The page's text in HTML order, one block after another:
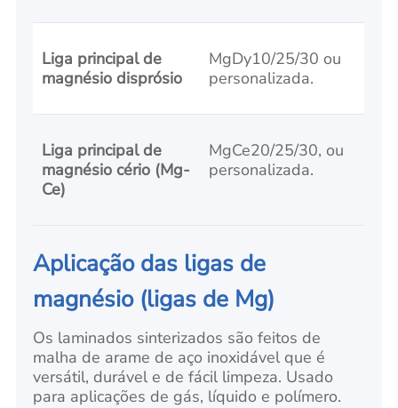
Liga principal de
magnésio disprósio
MgDy10/25/30 ou
personalizada.
Liga principal de
magnésio cério (Mg-
Ce)
MgCe20/25/30, ou
personalizada.
Aplicação das ligas de
magnésio (ligas de Mg)
Os laminados sinterizados são feitos de
malha de arame de aço inoxidável que é
versátil, durável e de fácil limpeza. Usado
para aplicações de gás, líquido e polímero.